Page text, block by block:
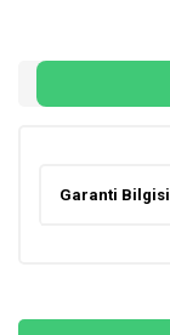
Garanti Bilgisi